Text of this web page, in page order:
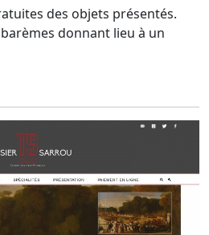
des objets présentés.
donnant lieu à un